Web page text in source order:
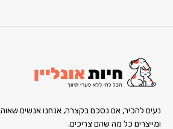
נעים להכיר, אם נסכם בקצרה, אנחנו אנשים
ומייצרים כל מה שהם צריכים.